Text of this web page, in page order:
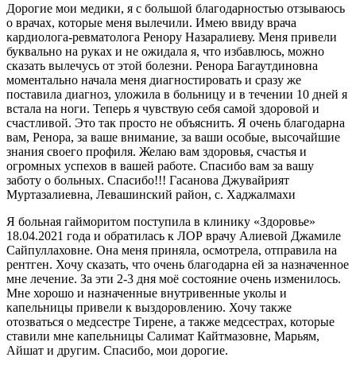
Дорогие мои медики, я с большой благодарностью отзываюсь
о врачах, которые меня вылечили. Имею ввиду врача
кардиолога-ревматолога Ренору Назаралиеву. Меня привели
буквально на руках и не ожидала я, что избавлюсь, можно
сказать вылечусь от этой болезни. Ренора Багаутдиновна
моментально начала меня диагностировать и сразу же
поставила диагноз, уложила в больницу и в течении 10 дней я
встала на ноги. Теперь я чувствую себя самой здоровой и
счастливой. Это так просто не объяснить. Я очень благодарна
вам, Ренора, за ваше внимание, за ваши особые, высочайшие
знания своего профиля. Желаю вам здоровья, счастья и
огромных успехов в вашей работе. Спасибо вам за вашу
заботу о больных. Спасибо!!! Гасанова Джувайрият
Муртазалиевна, Левашинский район, с. Хаджалмахи
Я больная гайморитом поступила в клинику «Здоровье»
18.04.2021 года и обратилась к ЛОР врачу Алиевой Джамиле
Сайпуллаховне. Она меня приняла, осмотрела, отправила на
рентген. Хочу сказать, что очень благодарна ей за назначенное
мне лечение. За эти 2-3 дня моё состояние очень изменилось.
Мне хорошо и назначенные внутривенные уколы и
капельницы привели к выздоровлению. Хочу также
отозваться о медсестре Тирене, а также медсестрах, которые
ставили мне капельницы Салимат Кайтмазовне, Марьям,
Айшат и другим. Спасибо, мои дорогие.